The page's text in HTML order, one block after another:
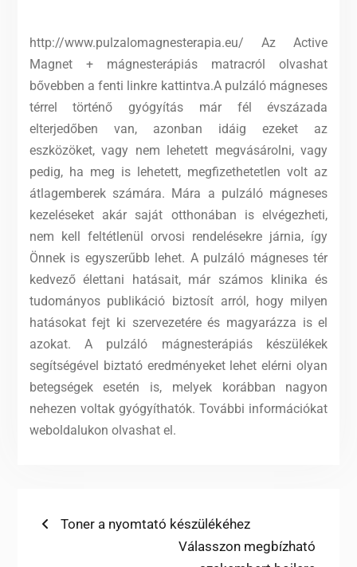
http://www.pulzalomagnesterapia.eu/ Az Active
Magnet + mágnesterápiás matracról olvashat
bővebben a fenti linkre kattintva.A pulzáló mágneses
térrel történő gyógyítás már fél évszázada
elterjedőben van, azonban idáig ezeket az
eszközöket, vagy nem lehetett megvásárolni, vagy
pedig, ha meg is lehetett, megfizethetetlen volt az
átlagemberek számára. Mára a pulzáló mágneses
kezeléseket akár saját otthonában is elvégezheti,
nem kell feltétlenül orvosi rendelésekre járnia, így
Önnek is egyszerűbb lehet. A pulzáló mágneses tér
kedvező élettani hatásait, már számos klinika és
tudományos publikáció biztosít arról, hogy milyen
hatásokat fejt ki szervezetére és magyarázza is el
azokat. A pulzáló mágnesterápiás készülékek
segítségével biztató eredményeket lehet elérni olyan
betegségek esetén is, melyek korábban nagyon
nehezen voltak gyógyíthatók. További információkat
weboldalukon olvashat el.
Bejegyzés
Previous
Toner a nyomtató készülékéhez
Next
Válasszon megbízható